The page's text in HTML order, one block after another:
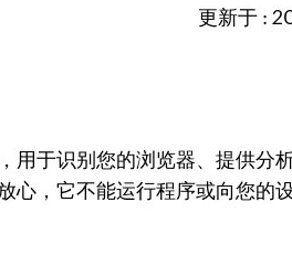
更新于 :
用于识别您的浏览器、提供分
心，它不能运行程序或向您的